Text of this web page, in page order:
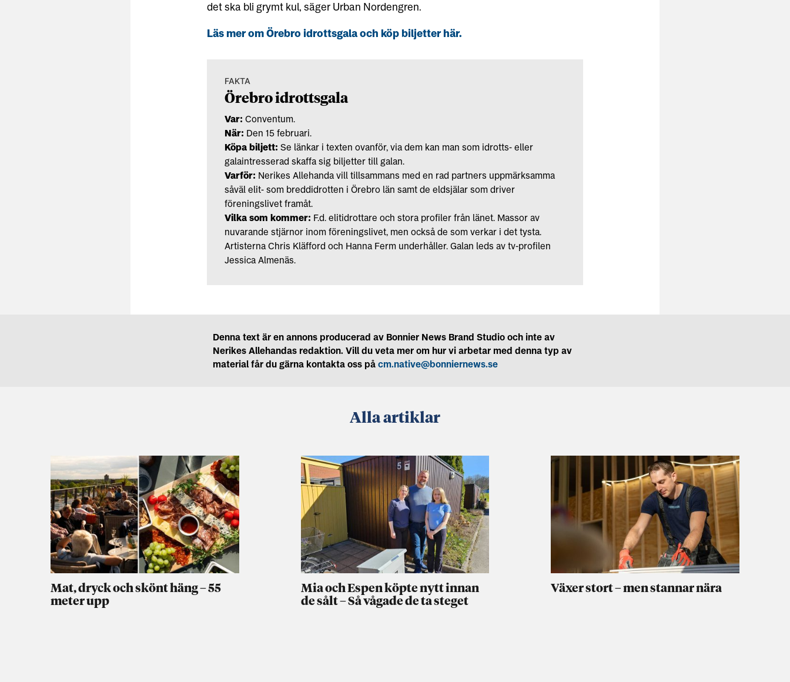
det ska bli grymt kul, säger Urban Nordengren.
Läs mer om Örebro idrottsgala och köp biljetter här.
FAKTA
Örebro idrottsgala
Var: Conventum.
När: Den 15 februari.
Köpa biljett: Se länkar i texten ovanför, via dem kan man som idrotts- eller
galaintresserad skaffa sig biljetter till galan.
Varför: Nerikes Allehanda vill tillsammans med en rad partners uppmärksamma
såväl elit- som breddidrotten i Örebro län samt de eldsjälar som driver
föreningslivet framåt.
Vilka som kommer: F.d. elitidrottare och stora profiler från länet. Massor av
nuvarande stjärnor inom föreningslivet, men också de som verkar i det tysta.
Artisterna Chris Kläfford och Hanna Ferm underhåller. Galan leds av tv-profilen
Jessica Almenäs.
Denna text är en annons producerad av Bonnier News Brand Studio och inte av
Nerikes Allehandas redaktion. Vill du veta mer om hur vi arbetar med denna typ av
material får du gärna kontakta oss på cm.native@bonniernews.se
Alla artiklar
Mat, dryck och skönt häng – 55
meter upp
Mia och Espen köpte nytt innan
de sålt – Så vågade de ta steget
Växer stort – men stannar nära